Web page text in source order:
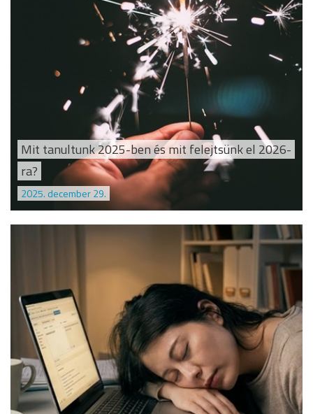
Mit tanultunk 2025-ben és mit felejtsünk el 2026-
ra?
2025. december 29.